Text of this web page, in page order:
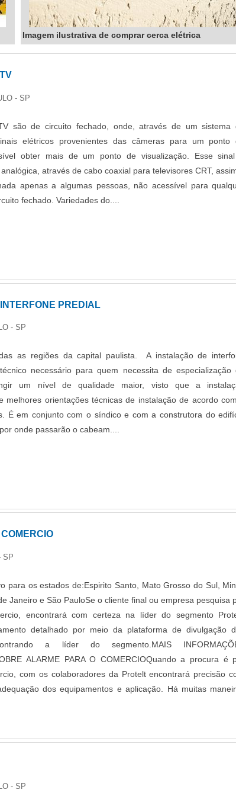
Imagem ilustrativa de comprar cerca elétrica
- SP
são de circuito fechado, onde, através de um sistema
elétricos provenientes das câmeras para um ponto
obter mais de um ponto de visualização. Esse
através de cabo coaxial para televisores CRT,
apenas a algumas pessoas, não acessível para
fechado. Variedades do....
PREDIAL
- SP
as regiões da capital paulista. A instalação de
necessário para quem necessita de especialização
um nível de qualidade maior, visto que a
melhores orientações técnicas de instalação de acordo
É em conjunto com o síndico e com a construtora do
onde passarão o cabeam....
SP
para os estados de:Espirito Santo, Mato Grosso do Sul,
Janeiro e São PauloSe o cliente final ou empresa pesquisa
encontrará com certeza na líder do segmento
detalhado por meio da plataforma de divulgação
a líder do segmento.MAIS
ALARME PARA O COMERCIOQuando a procura é
com os colaboradores da Protelt encontrará precisão
dos equipamentos e aplicação. Há muitas
em oferecer um estrutura com: Catálogo variado de serviços
falamos em alarme para o comercio, sempre deve-se
- SP